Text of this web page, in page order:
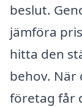
beslut.
jämföra
hitta den
behov. När
företag får